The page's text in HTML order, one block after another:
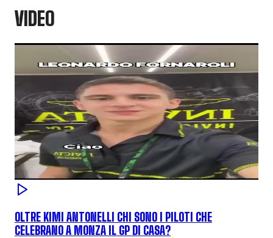
VIDEO
OLTRE KIMI ANTONELLI CHI SONO I PILOTI CHE
CELEBRANO A MONZA IL GP DI CASA?